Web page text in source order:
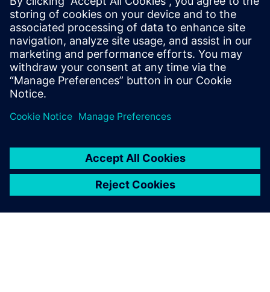
Брошура DIRTT Networks
Дослідіть DIRTT Networks на Dirtt.com
Передумови